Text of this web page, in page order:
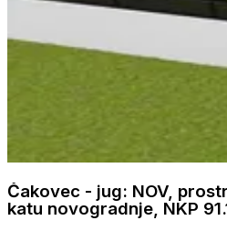
Čakovec - jug: NOV,
katu novogradnje, NKP